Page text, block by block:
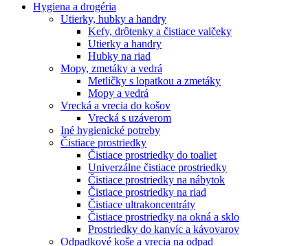
Hygiena a drogéria
Utierky, hubky a handry
Kefy, drôtenky a čistiace valčeky
Utierky a handry
Hubky na riad
Mopy, zmetáky a vedrá
Metličky s lopatkou a zmetáky
Mopy a vedrá
Vrecká a vrecia do košov
Vrecká s uzáverom
Iné hygienické potreby
Čistiace prostriedky
Čistiace prostriedky do toaliet
Univerzálne čistiace prostriedky
Čistiace prostriedky na nábytok
Čistiace prostriedky na riad
Čistiace ultrakoncentráty
Čistiace prostriedky na okná a sklo
Prostriedky do kanvíc a kávovarov
Odpadkové koše a vrecia na odpad